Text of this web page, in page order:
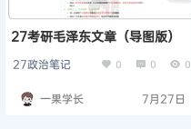
27考研毛泽东文章（导图版）
27政治笔记 0 0 0
一果学长 7月27日